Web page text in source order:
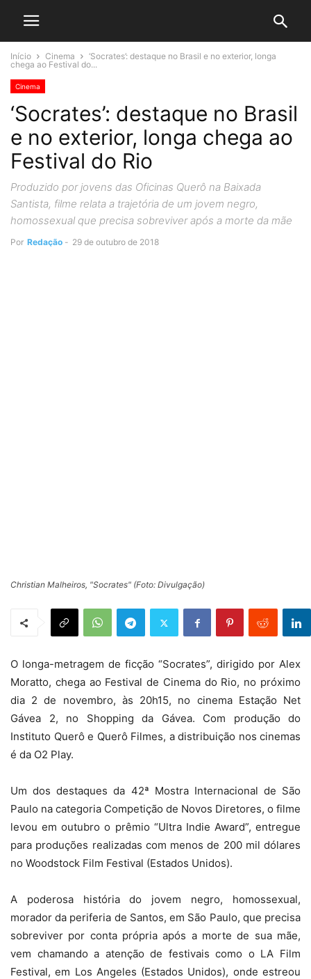
Início Cinema
‘Socrates’: destaque no Brasil e no exterior, longa
chega ao Festival do...
Cinema
‘Socrates’: destaque no Brasil
e no exterior, longa chega ao
Festival do Rio
Produzido por jovens das Oficinas Querô na Baixada
Santista, filme relata a trajetória de um jovem negro,
homossexual que precisa sobreviver após a morte da mãe
Por Redação - 29 de outubro de 2018
Christian Malheiros, "Socrates" (Foto: Divulgação)
O longa-metragem de ficção “Socrates”, dirigido por Alex
Moratto, chega ao Festival de Cinema do Rio, no próximo
dia 2 de novembro, às 20h15, no cinema Estação Net
Gávea 2, no Shopping da Gávea. Com produção do
Instituto Querô e Querô Filmes, a distribuição nos cinemas
é da O2 Play.
Um dos destaques da 42ª Mostra Internacional de São
Paulo na categoria Competição de Novos Diretores, o filme
levou em outubro o prêmio “Ultra Indie Award”, entregue
para produções realizadas com menos de 200 mil dólares
no Woodstock Film Festival (Estados Unidos).
A poderosa história do jovem negro, homossexual,
morador da periferia de Santos, em São Paulo, que precisa
sobreviver por conta própria após a morte de sua mãe,
vem chamando a atenção de festivais como o LA Film
Festival, em Los Angeles (Estados Unidos), onde estreou